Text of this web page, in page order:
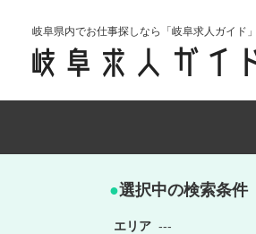
岐阜県内でお仕事探しなら「岐阜求人ガイド
●選択中の検索条件
エリア ---